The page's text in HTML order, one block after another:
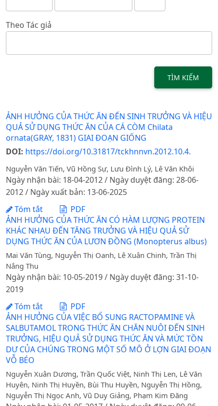
Theo Tác giả
TÌM KIẾM
ẢNH HƯỞNG CỦA THỨC ĂN ĐẾN SINH TRƯỞNG VÀ HIỆU
QUẢ SỬ DỤNG THỨC ĂN CỦA CÁ CÒM Chilata
ornata(GRAY, 1831) GIAI ĐOẠN GIỐNG
DOI: https://doi.org/10.31817/tckhnnvn.2012.10.4.
Nguyễn Văn Tiến, Vũ Hồng Sự, Lưu Đình Lý, Lê Văn Khôi
Ngày nhận bài: 18-04-2012 / Ngày duyệt đăng: 28-06-
2012 / Ngày xuất bản: 13-06-2025
Tóm tắt
PDF
ẢNH HƯỞNG CỦA THỨC ĂN CÓ HÀM LƯỢNG PROTEIN
KHÁC NHAU ĐẾN TĂNG TRƯỞNG VÀ HIỆU QUẢ SỬ
DỤNG THỨC ĂN CỦA LƯƠN ĐỒNG (Monopterus albus)
Mai Văn Tùng, Nguyễn Thị Oanh, Lê Xuân Chinh, Trần Thị
Nắng Thu
Ngày nhận bài: 10-05-2019 / Ngày duyệt đăng: 31-10-
2019
Tóm tắt
PDF
ẢNH HƯỞNG CỦA VIỆC BỔ SUNG RACTOPAMINE VÀ
SALBUTAMOL TRONG THỨC ĂN CHĂN NUÔI ĐẾN SINH
TRƯỞNG, HIỆU QUẢ SỬ DỤNG THỨC ĂN VÀ MỨC TỒN
DƯ CỦA CHÚNG TRONG MỘT SỐ MÔ Ở LỢN GIAI ĐOẠN
VỖ BÉO
Nguyễn Xuân Dương, Trần Quốc Việt, Ninh Thị Len, Lê Văn
Huyên, Ninh Thị Huyền, Bùi Thu Huyền, Nguyễn Thị Hồng,
Nguyễn Thị Ngọc Anh, Vũ Duy Giảng, Phạm Kim Đăng